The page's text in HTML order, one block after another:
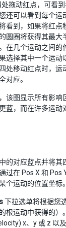
拖动红点，可看
还可以看到每个运
看到，如果将红点
圆圈将获得其最大
在几个运动之间
选择其中一个运动
处移动红点时，运
对应。
该图显示所有影响
蓝，而在许多运动
的对应蓝点并将其
过在 Pos X 和 Pos
个运动的位置坐标。
下拉选单将根据您
根运动中获得的）
x、y 或 z 以